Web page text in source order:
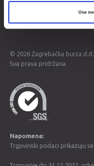
Use
Mapa weba
Zaštita osobnih podataka
© 2026 Zagrebačka burza d.d.
Sva prava pridržana.
Napomena:
Trgovinski podaci prikazuju